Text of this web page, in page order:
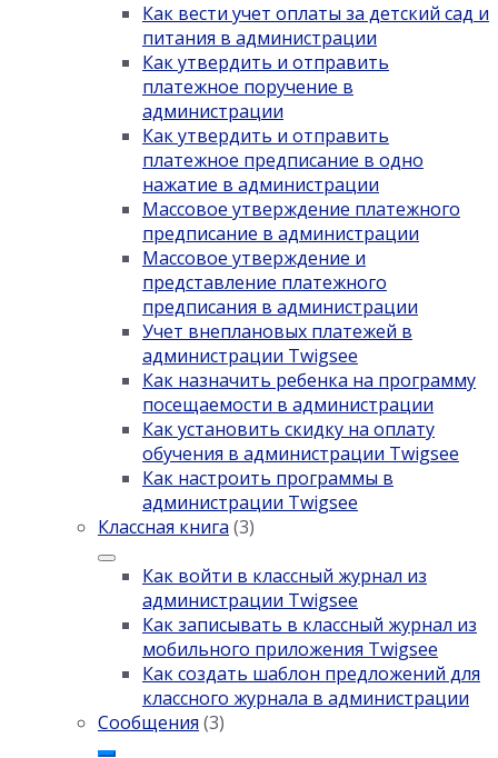
Как вести учет оплаты за детский сад и
питания в администрации
Как утвердить и отправить
платежное поручение в
администрации
Как утвердить и отправить
платежное предписание в одно
нажатие в администрации
Массовое утверждение платежного
предписание в администрации
Массовое утверждение и
представление платежного
предписания в администрации
Учет внеплановых платежей в
администрации Twigsee
Как назначить ребенка на программу
посещаемости в администрации
Как установить скидку на оплату
обучения в администрации Twigsee
Как настроить программы в
администрации Twigsee
Классная книга (3)
Как войти в классный журнал из
администрации Twigsee
Как записывать в классный журнал из
мобильного приложения Twigsee
Как создать шаблон предложений для
классного журнала в администрации
Сообщения (3)